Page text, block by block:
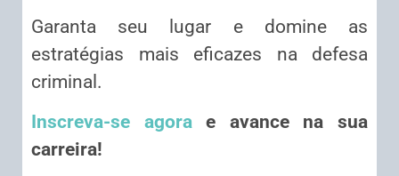
Garanta seu lugar e domine as
estratégias mais eficazes na defesa
criminal.
Inscreva-se agorae avance na sua
carreira!